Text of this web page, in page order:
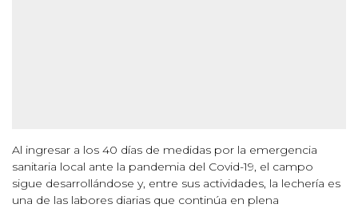
Al ingresar a los 40 días de medidas por la emergencia
sanitaria local ante la pandemia del Covid-19, el campo
sigue desarrollándose y, entre sus actividades, la lechería es
una de las labores diarias que continúa en plena